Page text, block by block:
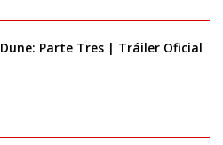
Dune: Parte Tres | Tráiler Oficial